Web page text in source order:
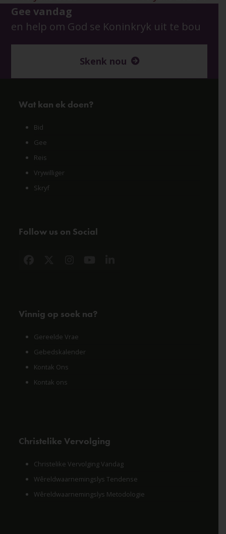
post:
Gee vandag
en help om God se Koninkryk uit te bou
Skenk nou
Wat kan ek doen?
Bid
Gee
Reis
Vrywilliger
Skryf
Follow us on Social
Vinnig op soek na?
Gereelde Vrae
Gebedskalender
Kontak Ons
Kontak ons
Christelike Vervolging
Christelike Vervolging Vandag
Wêreldwaarnemingslys Tendense
Wêreldwaarnemingslys Metodologie